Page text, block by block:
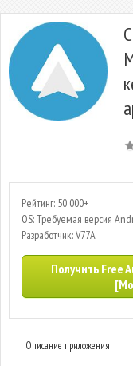
Рейтинг: 50 000+
OS: Требуемая версия
Разработчик: V77A
Получить Free
Описание приложения